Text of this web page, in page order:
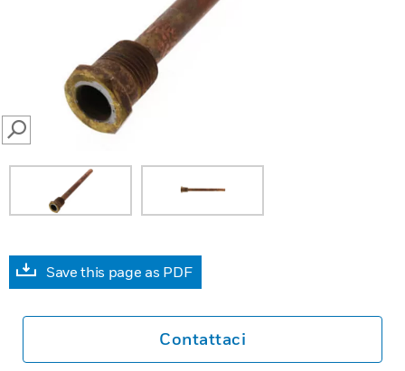
SEARCH
Save this page as PDF
Contattaci